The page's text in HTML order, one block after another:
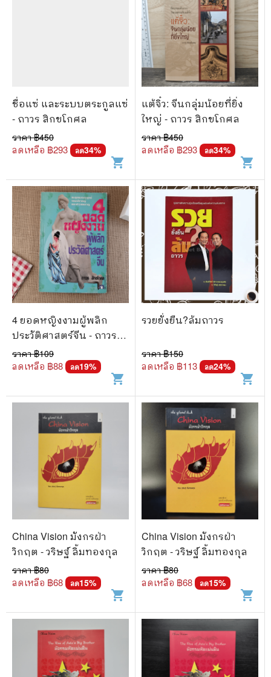
ชื่อแซ่ และระบบตระกูลแซ่
- ถาวร สิกขโกศล
ราคา ฿450
ลดเหลือ ฿293 ลด34%
shopping_cart
แต้จิ๋ว: จีนกลุ่มน้อยที่ยิ่ง
ใหญ่ - ถาวร สิกขโกศล
ราคา ฿450
ลดเหลือ ฿293 ลด34%
shopping_cart
4 ยอดหญิงงามผู้พลิก
ประวัติศาสตร์จีน - ถาวร
สิกขโกศล
ราคา ฿109
ลดเหลือ ฿88 ลด19%
shopping_cart
รวยยั่งยืน?ล้มถาวร
ราคา ฿150
ลดเหลือ ฿113 ลด24%
shopping_cart
China Vision มังกรฝ่า
วิกฤต - วริษฐ์ ลิ้มทองกุล
ราคา ฿80
ลดเหลือ ฿68 ลด15%
shopping_cart
China Vision มังกรฝ่า
วิกฤต - วริษฐ์ ลิ้มทองกุล
ราคา ฿80
ลดเหลือ ฿68 ลด15%
shopping_cart